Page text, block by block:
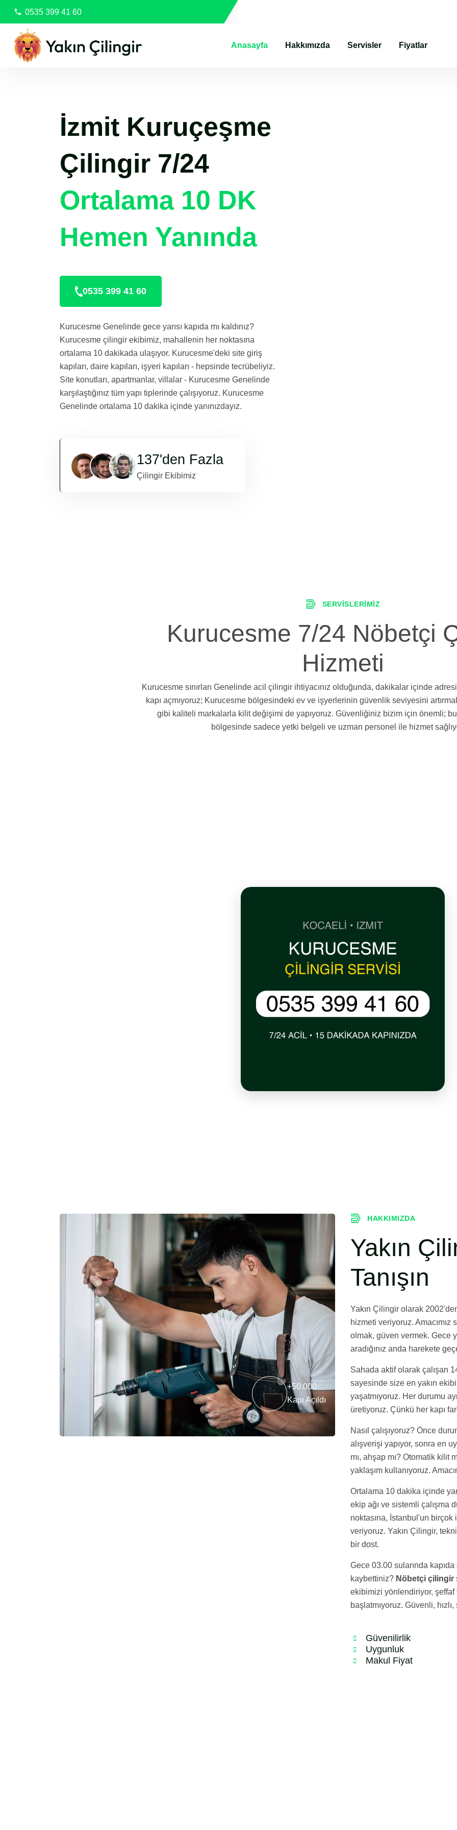
0535 399 41 60
Anasayfa Hakkımızda Servisler Fiyatlar
İzmit Kuruçeşme
Çilingir 7/24
Ortalama 10 DK
Hemen Yanında
0535 399 41 60
Kurucesme Genelinde gece yarısı kapıda mı kaldınız?
Kurucesme çilingir ekibimiz, mahallenin her noktasına
ortalama 10 dakikada ulaşıyor. Kurucesme'deki site giriş
kapıları, daire kapıları, işyeri kapıları - hepsinde tecrübeliyiz.
Site konutları, apartmanlar, villalar - Kurucesme Genelinde
karşılaştığınız tüm yapı tiplerinde çalışıyoruz. Kurucesme
Genelinde ortalama 10 dakika içinde yanınızdayız.
137'den Fazla
Çilingir Ekibimiz
SERVISLERIMIZ
Kurucesme 7/24 Nöbetçi
Hizmeti
Kurucesme sınırları Genelinde acil çilingir ihtiyacınız olduğunda, dakikalar içinde
kapı açmıyoruz; Kurucesme bölgesindeki ev ve işyerlerinin güvenlik seviyesini
gibi kaliteli markalarla kilit değişimi de yapıyoruz. Güvenliğiniz bizim için önemli;
bölgesinde sadece yetki belgeli ve uzman personel ile hizmet
+50.000
Kapı Açıldı
HAKKIMIZDA
Yakın
Tanışın
Yakın Çilingir olarak
hizmeti veriyoruz. Amacımız
olmak, güven vermek. Gece
aradığınız anda harekete
Sahada aktif olarak çalışan
sayesinde size en yakın
yaşatmıyoruz. Her durumu
üretiyoruz. Çünkü her kapı
Nasıl çalışıyoruz? Önce
alışverişi yapıyor, sonra en
mı, ahşap mı? Otomatik kilit
yaklaşım kullanıyoruz.
Ortalama 10 dakika içinde
ekip ağı ve sistemli çalışma
noktasına, İstanbul'un
veriyoruz. Yakın Çilingir,
bir dost.
Gece 03.00 sularında kapıda
kaybettiniz? Nöbetçi çilingir
ekibimizi yönlendiriyor, şeffaf
başlatmıyoruz. Güvenli,
Güvenilirlik
Uygunluk
Makul Fiyat